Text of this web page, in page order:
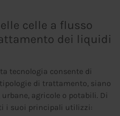
celle a flusso
dei liquidi
tecnologia consente di
di trattamento, siano
agricole o potabili. Di
i suoi principali utilizzi: